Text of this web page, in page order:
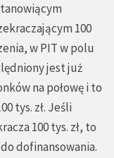
100
w PIT w polu
jest już
na połowę i to
tys. zł. Jeśli
100 tys. zł, to
dofinansowania.